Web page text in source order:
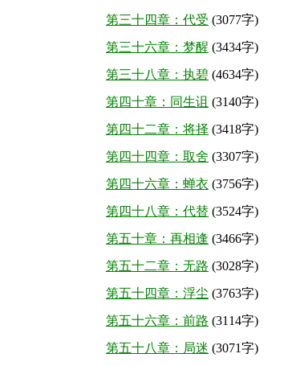
第三十四章：代受 (3077字)
第三十六章：梦醒 (3434字)
第三十八章：执碧 (4634字)
第四十章：同生诅 (3140字)
第四十二章：将择 (3418字)
第四十四章：取舍 (3307字)
第四十六章：蝉衣 (3756字)
第四十八章：代替 (3524字)
第五十章：再相逢 (3466字)
第五十二章：无路 (3028字)
第五十四章：浮尘 (3763字)
第五十六章：前路 (3114字)
第五十八章：局迷 (3071字)